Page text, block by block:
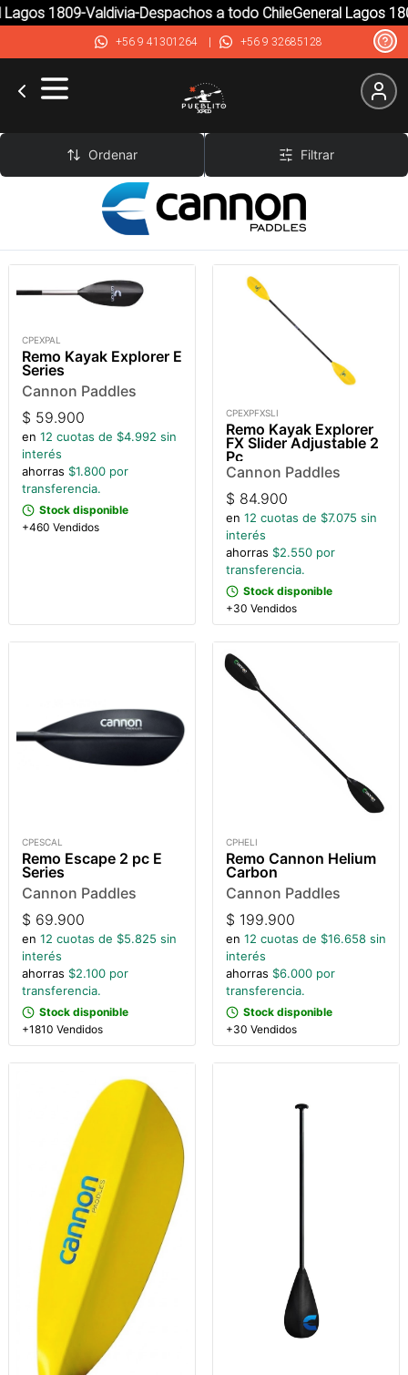
1809-Valdivia-Despachos a todo ChileGeneral Lagos
+56 9 41301264| +56 9 32685128
Cannon Paddles
Ordenar Filtrar
CPEXPAL
Remo Kayak Explorer E
Series
Cannon Paddles
$ 59.900
en 12 cuotas de $4.992 sin
interés
ahorras $1.800 por
transferencia.
Stock disponible
+460 Vendidos
CPEXPFXSLI
Remo Kayak Explorer
FX Slider Adjustable 2
Pc
Cannon Paddles
$ 84.900
en 12 cuotas de $7.075 sin
interés
ahorras $2.550 por
transferencia.
Stock disponible
+30 Vendidos
CPESCAL
Remo Escape 2 pc E
Series
Cannon Paddles
$ 69.900
en 12 cuotas de $5.825 sin
interés
ahorras $2.100 por
transferencia.
Stock disponible
+1810 Vendidos
CPHELI
Remo Cannon Helium
Carbon
Cannon Paddles
$ 199.900
en 12 cuotas de $16.658 sin
interés
ahorras $6.000 por
transferencia.
Stock disponible
+30 Vendidos